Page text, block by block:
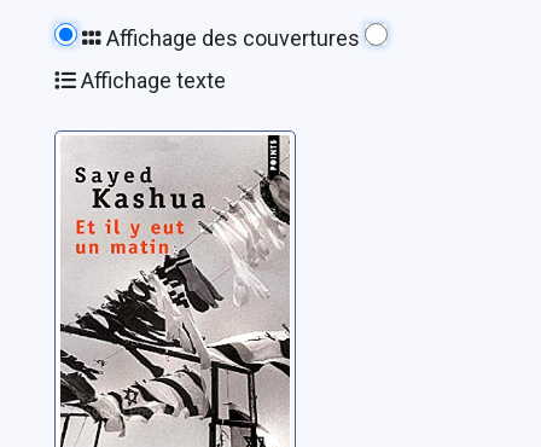
Affichage des couvertures
Affichage texte
Et il y eut un
matin
Kashua, Sayed